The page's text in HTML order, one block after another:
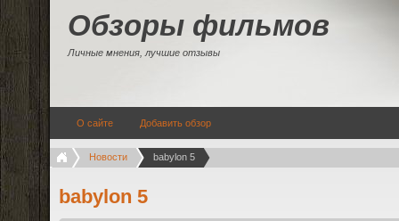
Обзоры фильмов
Личные мнения, лучшие отзывы
О сайте Добавить обзор
Новости babylon 5
babylon 5